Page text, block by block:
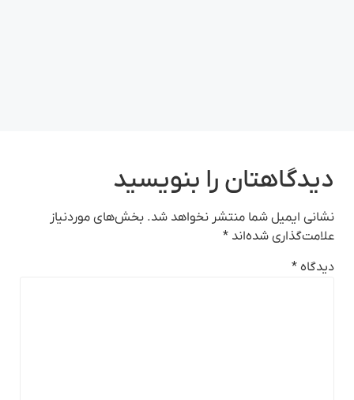
دیدگاهتان را بنویسید
نشانی ایمیل شما منتشر نخواهد شد. بخش‌های موردنیاز
علامت‌گذاری شده‌اند *
دیدگاه *